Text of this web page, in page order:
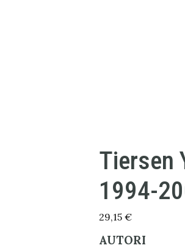
Tiersen
1994-
29,15 €
AUTORI